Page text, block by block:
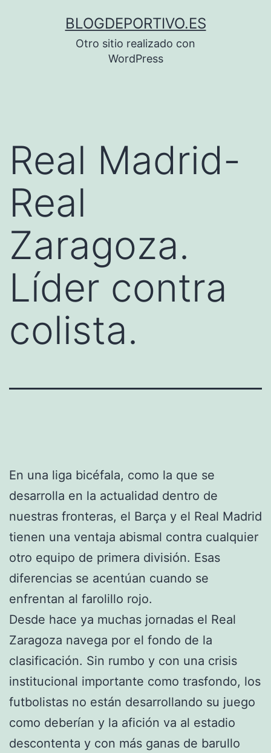
BLOGDEPORTIVO.ES
Otro sitio realizado con
WordPress
Real Madrid-
Real
Zaragoza.
Líder contra
colista.
En una liga bicéfala, como la que se
desarrolla en la actualidad dentro de
nuestras fronteras, el Barça y el Real Madrid
tienen una ventaja abismal contra cualquier
otro equipo de primera división. Esas
diferencias se acentúan cuando se
enfrentan al farolillo rojo.
Desde hace ya muchas jornadas el Real
Zaragoza navega por el fondo de la
clasificación. Sin rumbo y con una crisis
institucional importante como trasfondo, los
futbolistas no están desarrollando su juego
como deberían y la afición va al estadio
descontenta y con más ganas de barullo